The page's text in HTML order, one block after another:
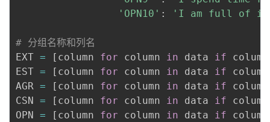
'OPN10' : 'I am full of
# 分组名称和列名
EXT = [ column for column in data if column
EST = [ column for column in data if column
AGR = [ column for column in data if column
CSN = [ column for column in data if column
OPN = [ column for column in data if column